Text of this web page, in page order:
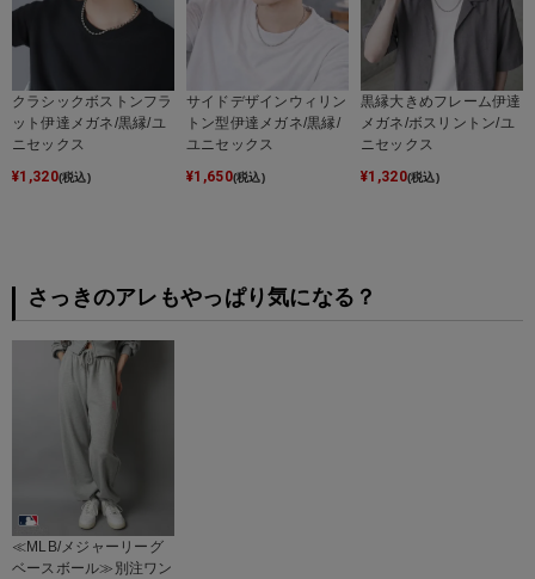
クラシックボストンフラ
ット伊達メガネ/黒縁/ユ
ニセックス
¥1,320(税込)
サイドデザインウィリン
トン型伊達メガネ/黒縁/
ユニセックス
¥1,650(税込)
黒縁大きめフレーム伊達
メガネ/ボスリントン/ユ
ニセックス
¥1,320(税込)
さっきのアレもやっぱり気になる？
≪MLB/メジャーリーグ
ベースボール≫別注ワン